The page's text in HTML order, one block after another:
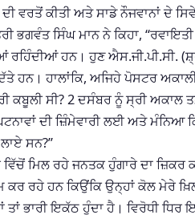
ਵਰਤੋਂ ਕੀਤੀ ਅਤੇ ਸਾਡੇ ਨੌਜਵਾਨਾਂ ਦੇ
ਭਗਵੰਤ ਸਿੰਘ ਮਾਨ ਨੇ ਕਿਹਾ,
ਰਹਿੰਦੀਆਂ ਹਨ। ਹੁਣ ਐਸ.ਜੀ.ਪੀ.ਸੀ.
ਹਨ। ਹਾਲਾਂਕਿ, ਅਜਿਹੇ ਪੋਸਟਰ
ਕਬੂਲੀ ਸੀ? 2 ਦਸੰਬਰ ਨੂੰ ਸ੍ਰੀ
ਦੀ ਜ਼ਿੰਮੇਵਾਰੀ ਲਈ ਅਤੇ ਮੰਨਿਆ
ਸਨ?”
ਮਿਲ ਰਹੇ ਜਨਤਕ ਹੁੰਗਾਰੇ ਦਾ
ਰਹੇ ਹਨ ਕਿਉਂਕਿ ਉਨ੍ਹਾਂ ਕੋਲ ਮੇਰੇ
ਤਾਂ ਭਾਰੀ ਇਕੱਠ ਹੁੰਦਾ ਹੈ। ਵਿਰੋਧੀ